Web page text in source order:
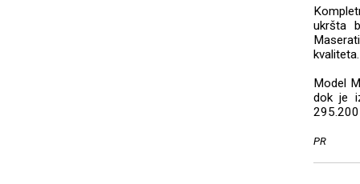
ukršta
kvaliteta.
Model
dok je
295.200
PR